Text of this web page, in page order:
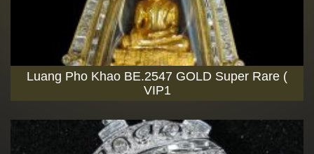
Luang Pho Khao BE.2547 GOLD Super Rare (
VIP1